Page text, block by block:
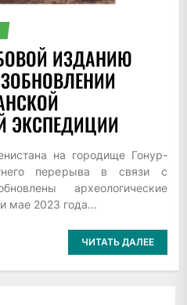
ИЗДАНИЮ
ЭКСПЕДИЦИИ
на городище Гонур-
перерыва в связи с
археологические
мае 2023 года...
ЧИТАТЬ ДАЛЕЕ